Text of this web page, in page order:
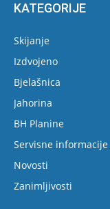
KATEGORIJE
Skijanje
Izdvojeno
Bjelašnica
Jahorina
BH Planine
Servisne informacije
Novosti
Zanimljivosti